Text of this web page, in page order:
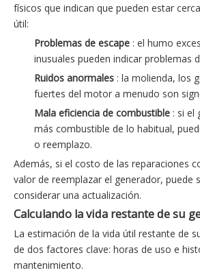
físicos que indican que pueden estar
útil:
Problemas de escape : el humo
inusuales pueden indicar problemas
Ruidos anormales : la molienda, los
fuertes del motor a menudo son
Mala eficiencia de combustible : si el
más combustible de lo habitual,
o reemplazo.
Además, si el costo de las reparaciones
valor de reemplazar el generador, puede
considerar una actualización.
Calculando la vida restante de su
La estimación de la vida útil restante de
de dos factores clave: horas de uso e
mantenimiento.